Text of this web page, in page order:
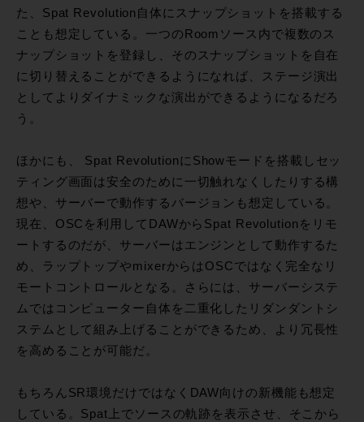
た、Spat Revolution自体にスナップショットを搭載する
ことも想定している。一つのRoomソース内で複数のス
ナップショットを登録し、そのスナップショットを自在
に切り替えることができるようになれば、ステージ演出
としてよりダイナミックな演出ができるようになるだろ
う。
ほかにも、 Spat RevolutionにShowモードを搭載しセッ
ティング画面は安全のために一切触れなくしたりする構
想や、サーバーで動作するバージョンも想定している。
現在、OSCを利用してDAWからSpat Revolutionをリモ
ートするのだが、サーバーはエンジンとして動作するた
め、ラップトップやmixerからはOSCではなく完全なリ
モートコントロールとなる。さらには、サーバーシステ
ムではコンピューター自体を二重化したリダンダントシ
ステムとして組み上げることができるため、より冗長性
を高めることが可能だ。
もちろんSR環境だけではなくDAW向けの新機能も想定
している。Spat上でソースの軌跡を表示させ、そこから